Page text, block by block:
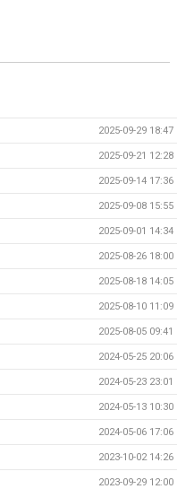
2025-09-29 18:47
2025-09-21 12:28
2025-09-14 17:36
2025-09-08 15:55
2025-09-01 14:34
2025-08-26 18:00
2025-08-18 14:05
2025-08-10 11:09
2025-08-05 09:41
2024-05-25 20:06
2024-05-23 23:01
2024-05-13 10:30
2024-05-06 17:06
2023-10-02 14:26
2023-09-29 12:00